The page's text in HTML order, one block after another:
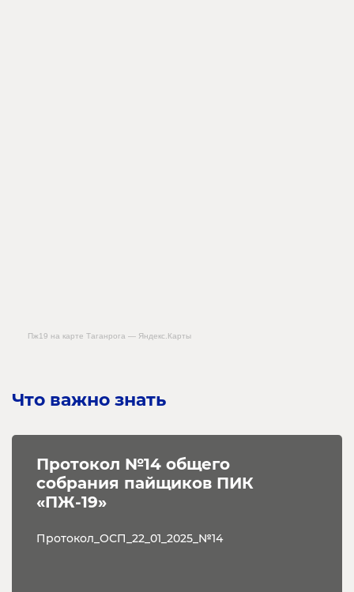
Что важно знать
Протокол №14 общего
собрания пайщиков ПИК
«ПЖ-19»
Протокол_ОСП_22_01_2025_№14
Пж19 на карте Таганрога — Яндекс.Карты